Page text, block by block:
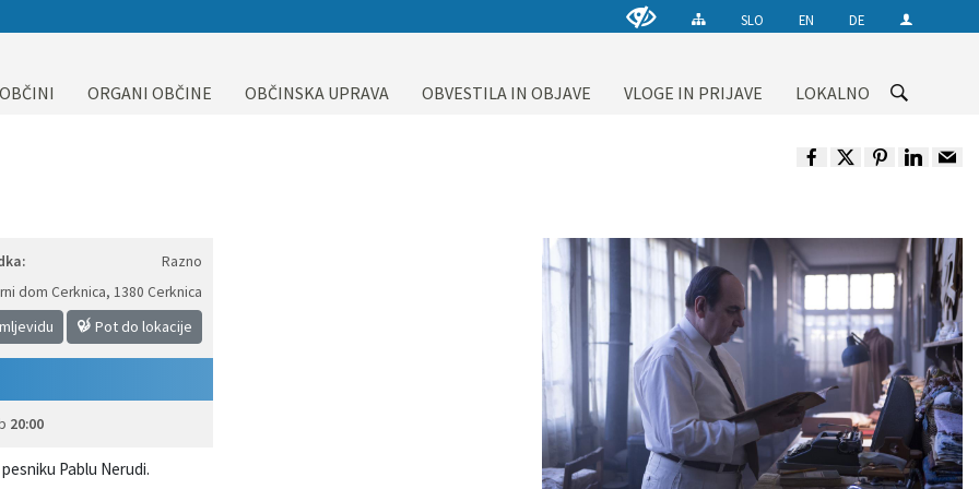
SLO EN DE
ORGANI OBČINE OBČINSKA UPRAVA OBVESTILA IN OBJAVE VLOGE IN PRIJAVE LOKALNO
Razno
dom Cerknica, 1380 Cerknica
Pot do lokacije
20:00
Pablu Nerudi.